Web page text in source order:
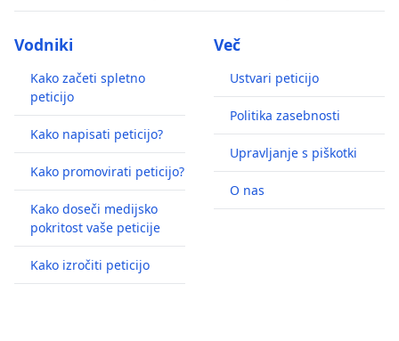
Vodniki
Kako začeti spletno
peticijo
Kako napisati peticijo?
Kako promovirati peticijo?
Kako doseči medijsko
pokritost vaše peticije
Kako izročiti peticijo
Več
Ustvari peticijo
Politika zasebnosti
Upravljanje s piškotki
O nas